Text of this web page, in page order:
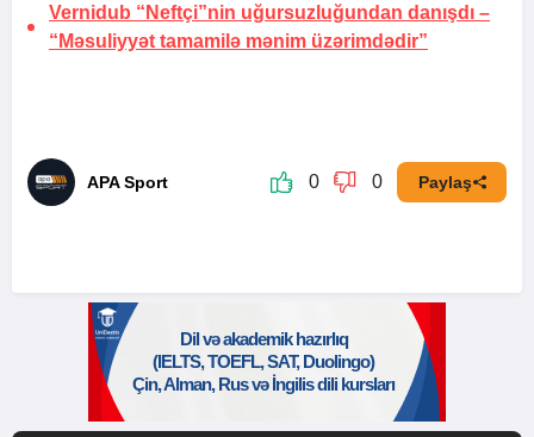
Vernidub “Neftçi”nin uğursuzluğundan danışdı –
“Məsuliyyət tamamilə mənim üzərimdədir”
APA Sport 0 0 Paylaş